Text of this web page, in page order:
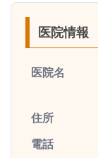
医院情報
医院名
住所
電話